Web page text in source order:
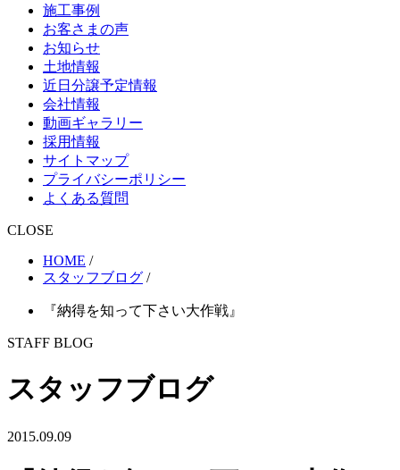
施工事例
お客さまの声
お知らせ
土地情報
近日分譲予定情報
会社情報
動画ギャラリー
採用情報
サイトマップ
プライバシーポリシー
よくある質問
CLOSE
HOME /
スタッフブログ /
『納得を知って下さい大作戦』
STAFF BLOG
スタッフブログ
2015.09.09